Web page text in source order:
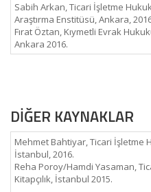
Sabih Arkan, Ticari İşletme
Araştırma Enstitüsü, Ankara,
Fırat Öztan, Kıymetli Evrak
Ankara 2016.
DİĞER KAYNAKLAR
Mehmet Bahtiyar, Ticari İşletme
İstanbul, 2016.
Reha Poroy/Hamdi Yasaman,
Kitapçılık, İstanbul 2015.